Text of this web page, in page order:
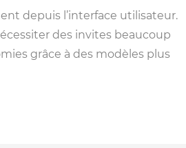
depuis l’interface utilisateur.
des invites beaucoup
grâce à des modèles plus